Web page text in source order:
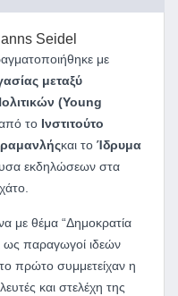
Seidel
με
μεταξύ
(Young
το Ινστιτούτο
και το Ίδρυμα
εκδηλώσεων στα
με θέμα “Δημοκρατία
ως παραγωγοί ιδεών
πρώτο συμμετείχαν η
και στελέχη της